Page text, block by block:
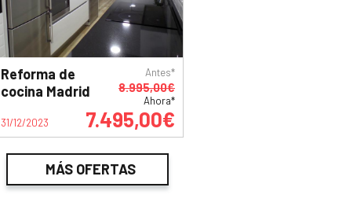
Reforma de
cocina Madrid
31/12/2023
Antes*
8.995,00€
Ahora*
7.495,00€
MÁS OFERTAS